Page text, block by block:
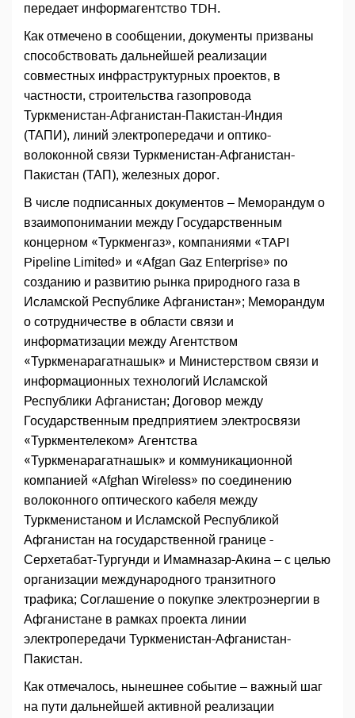
передает информагентство TDH.
Как отмечено в сообщении, документы призваны
способствовать дальнейшей реализации
совместных инфраструктурных проектов, в
частности, строительства газопровода
Туркменистан-Афганистан-Пакистан-Индия
(ТАПИ), линий электропередачи и оптико-
волоконной связи Туркменистан-Афганистан-
Пакистан (ТАП), железных дорог.
В числе подписанных документов – Меморандум о
взаимопонимании между Государственным
концерном «Туркменгаз», компаниями «TAPI
Pipeline Limited» и «Afgan Gaz Enterprise» по
созданию и развитию рынка природного газа в
Исламской Республике Афганистан»; Меморандум
о сотрудничестве в области связи и
информатизации между Агентством
«Туркменарагатнашык» и Министерством связи и
информационных технологий Исламской
Республики Афганистан; Договор между
Государственным предприятием электросвязи
«Туркментелеком» Агентства
«Туркменарагатнашык» и коммуникационной
компанией «Afghan Wireless» по соединению
волоконного оптического кабеля между
Туркменистаном и Исламской Республикой
Афганистан на государственной границе -
Серхетабат-Тургунди и Имамназар-Акина – с целью
организации международного транзитного
трафика; Соглашение о покупке электроэнергии в
Афганистане в рамках проекта линии
электропередачи Туркменистан-Афганистан-
Пакистан.
Как отмечалось, нынешнее событие – важный шаг
на пути дальнейшей активной реализации